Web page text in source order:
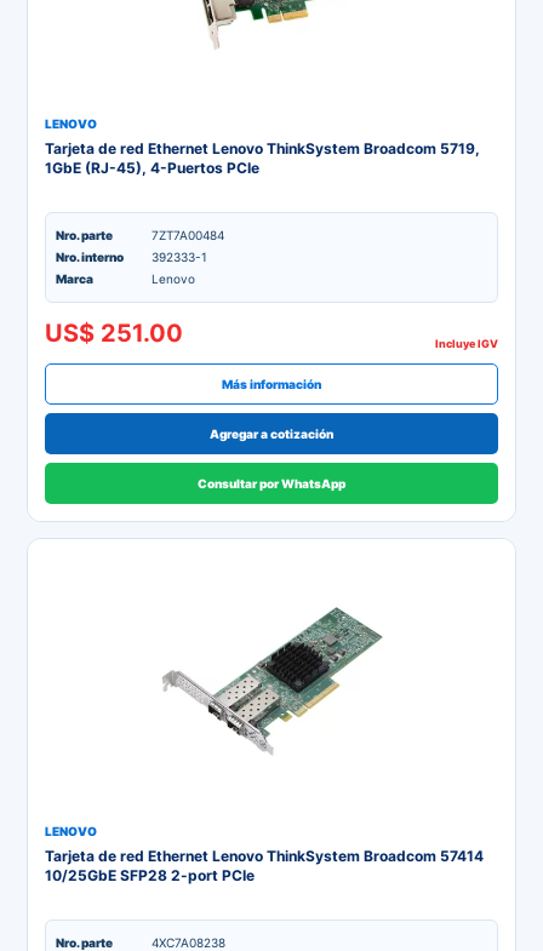
LENOVO
Tarjeta de red Ethernet Lenovo ThinkSystem Broadcom 5719,
1GbE (RJ-45), 4-Puertos PCIe
Nro. parte
7ZT7A00484
Nro. interno
392333-1
Marca
Lenovo
US$ 251.00 Incluye IGV
Más información
Agregar a cotización
Consultar por WhatsApp
LENOVO
Tarjeta de red Ethernet Lenovo ThinkSystem Broadcom 57414
10/25GbE SFP28 2-port PCIe
Nro. parte
4XC7A08238